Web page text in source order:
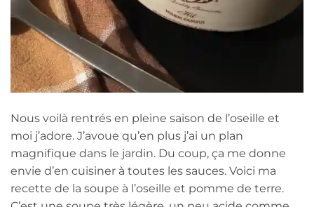
Nous voilà rentrés en pleine saison de l’oseille et
moi j’adore. J’avoue qu’en plus j’ai un plan
magnifique dans le jardin. Du coup, ça me donne
envie d’en cuisiner à toutes les sauces. Voici ma
recette de la soupe à l’oseille et pomme de terre.